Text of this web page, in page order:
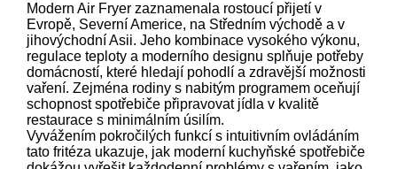
Modern Air Fryer zaznamenala rostoucí přijetí v
Evropě, Severní Americe, na Středním východě a v
jihovýchodní Asii. Jeho kombinace vysokého výkonu,
regulace teploty a moderního designu splňuje potřeby
domácností, které hledají pohodlí a zdravější možnosti
vaření. Zejména rodiny s nabitým programem oceňují
schopnost spotřebiče připravovat jídla v kvalitě
restaurace s minimálním úsilím.
Vyvážením pokročilých funkcí s intuitivním ovládáním
tato fritéza ukazuje, jak moderní kuchyňské spotřebiče